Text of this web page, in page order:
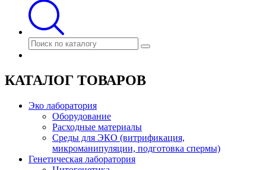
КАТАЛОГ ТОВАРОВ
Эко лаборатория
Оборудование
Расходные материалы
Среды для ЭКО (витрификация,
микроманипуляции, подготовка спермы)
Генетическая лаборатория